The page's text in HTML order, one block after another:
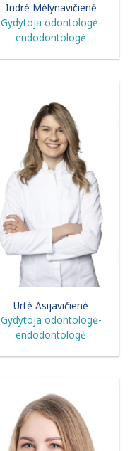
Indrė Mėlynavičienė
Gydytoja odontologė-
endodontologė
Urtė Asijavičienė
Gydytoja odontologė-
endodontologė